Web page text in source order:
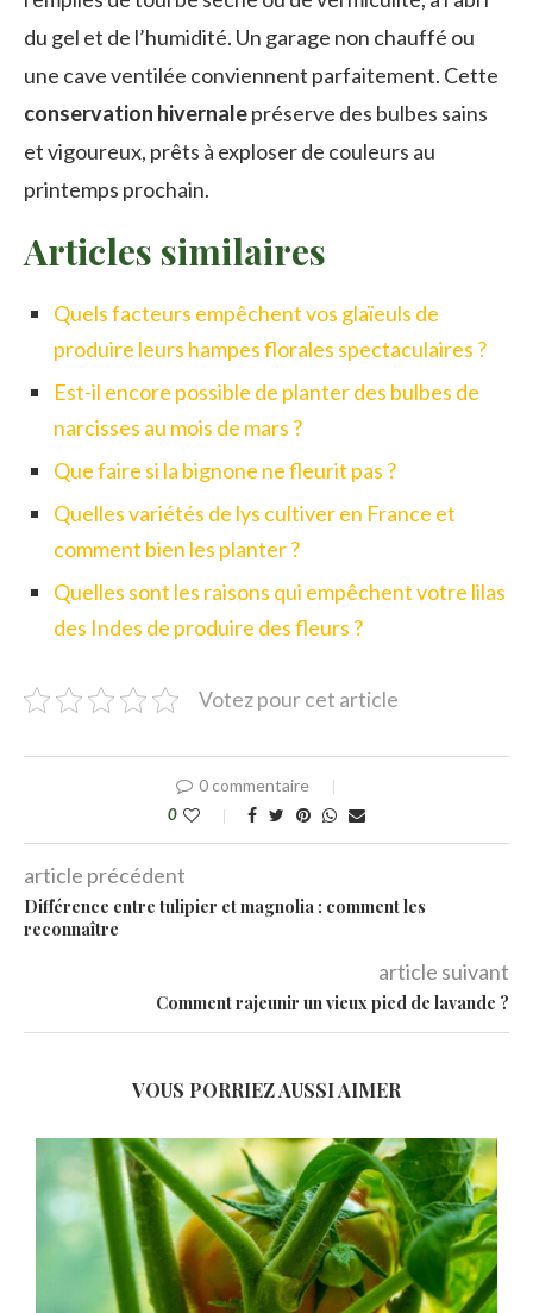
du gel et de l’humidité. Un garage non chauffé ou
une cave ventilée conviennent parfaitement. Cette
conservation hivernalepréserve des bulbes sains
et vigoureux, prêts à exploser de couleurs au
printemps prochain.
Articles similaires
Quels facteurs empêchent vos glaïeuls de
produire leurs hampes florales spectaculaires ?
Est-il encore possible de planter des bulbes de
narcisses au mois de mars ?
Que faire si la bignone ne fleurit pas ?
Quelles variétés de lys cultiver en France et
comment bien les planter ?
Quelles sont les raisons qui empêchent votre lilas
des Indes de produire des fleurs ?
Votez pour cet article
0 commentaire
0
article précédent
Différence entre tulipier et magnolia : comment les
reconnaître
article suivant
Comment rajeunir un vieux pied de lavande ?
VOUS PORRIEZ AUSSI AIMER